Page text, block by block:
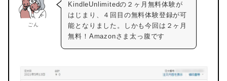
ごん
KindleUnlimitedの２ヶ月無料体験が
はじまり、４回目の無料体験登録が可
能となりました。しかも今回は２ヶ月
無料！Amazonさま太っ腹です